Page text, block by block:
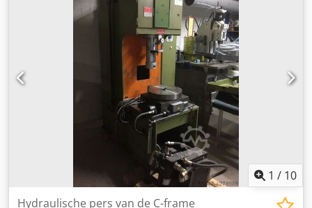
1 / 10
Hydraulische pers van de C-frame